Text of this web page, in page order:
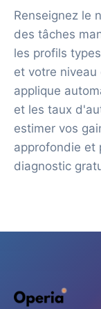
Renseignez le
des tâches
les profils
et votre
applique
et les taux
estimer vos
approfondie et
diagnostic